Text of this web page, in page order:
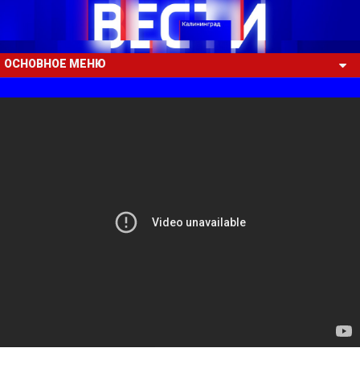
ОСНОВНОЕ МЕНЮ